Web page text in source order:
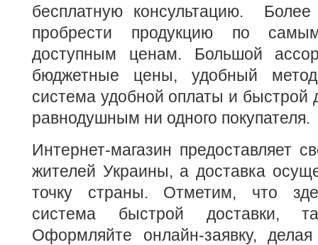
бесплатную консультацию.
пробрести продукцию по
доступным ценам. Большой
бюджетные цены, удобный
система удобной оплаты и быстрой
равнодушным ни одного покупателя.
Интернет-магазин предоставляет
жителей Украины, а доставка
точку страны. Отметим, что
система быстрой доставки,
Оформляйте онлайн-заявку,